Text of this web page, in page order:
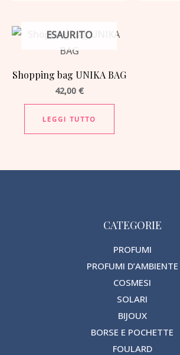
ESAURITO
Shopping bag UNIKA BAG
42,00 €
LEGGI TUTTO
CATEGORIE
PROFUMI
PROFUMI D’AMBIENTE
COSMESI
SOLARI
BIJOUX
BORSE E POCHETTE
FOULARD